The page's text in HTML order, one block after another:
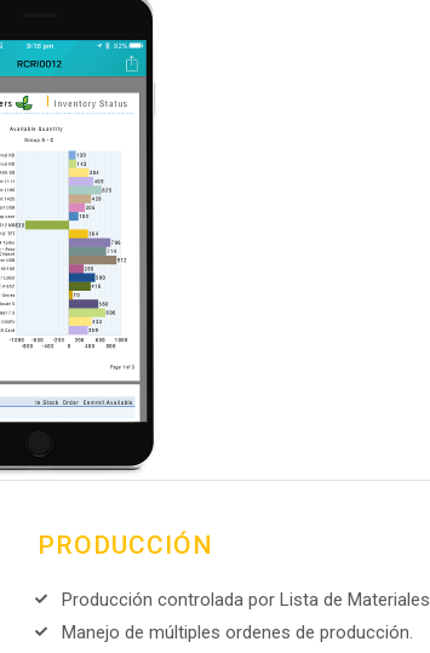
PRODUCCIÓN
Producción controlada por Lista de Materiales
Manejo de múltiples ordenes de producción.